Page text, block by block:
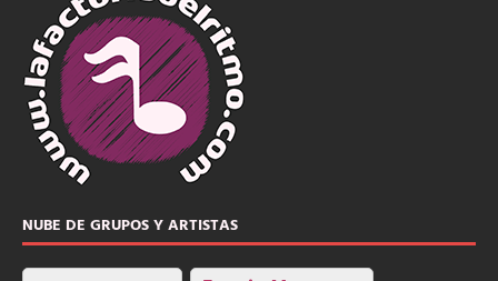
NUBE DE GRUPOS Y ARTISTAS